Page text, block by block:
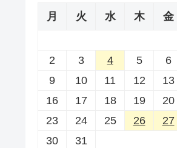
月
火 水 木 金
2
3 4 5 6
9
10 11 12 13
16
17 18 19 20
23
24 25 26 27
30
31